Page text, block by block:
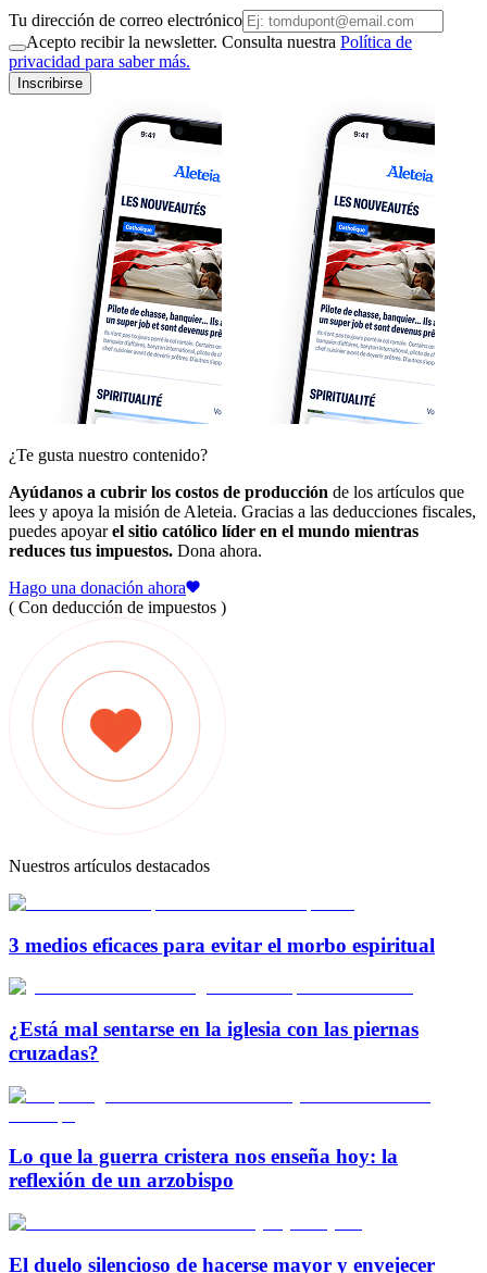
Tu dirección de correo electrónico
Acepto recibir la newsletter. Consulta nuestra Política de
privacidad para saber más.
Inscribirse
¿Te gusta nuestro contenido?
Ayúdanos a cubrir los costos de producción de los artículos que
lees y apoya la misión de Aleteia. Gracias a las deducciones fiscales,
puedes apoyarel sitio católico líder en el mundo mientras
reduces tus impuestos. Dona ahora.
Hago una donación ahora
( Con deducción de impuestos )
Nuestros artículos destacados
3 medios eficaces para evitar el morbo espiritual
¿Está mal sentarse en la iglesia con las piernas
cruzadas?
Lo que la guerra cristera nos enseña hoy: la
reflexión de un arzobispo
El duelo silencioso de hacerse mayor y envejecer